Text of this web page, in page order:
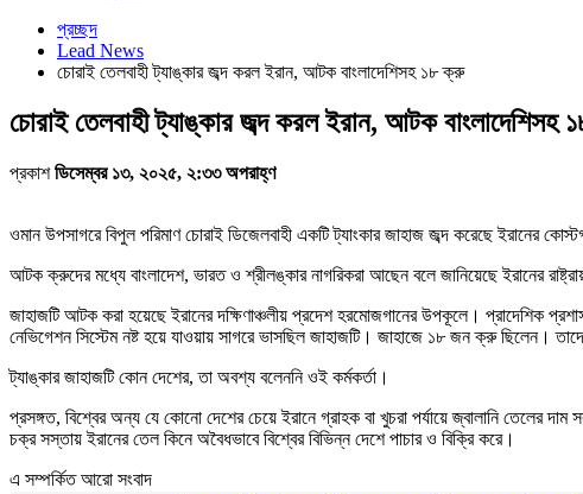
প্রচ্ছদ
Lead News
চোরাই তেলবাহী ট্যাঙ্কার জব্দ করল ইরান, আটক বাংলাদেশিসহ ১৮ ক্রু
চোরাই তেলবাহী ট্যাঙ্কার জব্দ করল ইরান, আটক বাংলাদেশিসহ
প্রকাশডিসেম্বর ১৩, ২০২৫, ২:৩৩ অপরাহ্ণ
ওমান উপসাগরে বিপুল পরিমাণ চোরাই ডিজেলবাহী একটি ট্যাংকার জাহাজ জব্দ করেছে ইরানের
আটক ক্রুদের মধ্যে বাংলাদেশ, ভারত ও শ্রীলঙ্কার নাগরিকরা আছেন বলে জানিয়েছে ইরানের
জাহাজটি আটক করা হয়েছে ইরানের দক্ষিণাঞ্চলীয় প্রদেশ হরমোজগানের উপকূলে। প্রাদেশিক
নেভিগেশন সিস্টেম নষ্ট হয়ে যাওয়ায় সাগরে ভাসছিল জাহাজটি। জাহাজে ১৮ জন ক্রু ছিলেন।
ট্যাঙ্কার জাহাজটি কোন দেশের, তা অবশ্য বলেননি ওই কর্মকর্তা।
প্রসঙ্গত, বিশ্বের অন্য যে কোনো দেশের চেয়ে ইরানে গ্রাহক বা খুচরা পর্যায়ে জ্বালানি তেলের
চক্র সস্তায় ইরানের তেল কিনে অবৈধভাবে বিশ্বের বিভিন্ন দেশে পাচার ও বিক্রি করে।
এ সম্পর্কিত আরো সংবাদ